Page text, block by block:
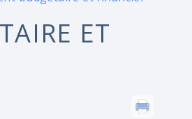
ET